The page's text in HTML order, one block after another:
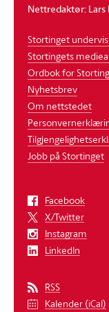
Nettredaktør: Lars
Stortinget
Stortingets
Ordbok for
Nyhetsbrev
Om nettstedet
Jobb på Stortinget
Facebook
X/Twitter
Instagram
LinkedIn
RSS
Kalender (iCal)